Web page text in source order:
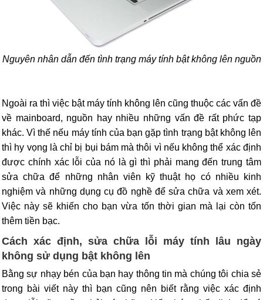
Nguyên nhân dẫn đến tình trạng máy tính bật không lên nguồn
Ngoài ra thì việc bật máy tính không lên cũng thuộc các vấn đề
về mainboard, nguồn hay nhiều những vấn đề rất phức tạp
khác. Vì thế nếu máy tính của bạn gặp tình trạng bật không lên
thì hy vọng là chỉ bị bụi bám mà thôi vì nếu không thể xác định
được chính xác lỗi của nó là gì thì phải mang đến trung tâm
sửa chữa để những nhân viên kỹ thuật họ có nhiều kinh
nghiệm và những dụng cụ đồ nghề để sửa chữa và xem xét.
Việc này sẽ khiến cho bạn vừa tốn thời gian mà lại còn tốn
thêm tiền bạc.
Cách xác định, sửa chữa lỗi máy tính lâu ngày
không sử dụng bật không lên
Bằng sự nhạy bén của bạn hay thông tin mà chúng tôi chia sẻ
trong bài viết này thì bạn cũng nên biết rằng việc xác định